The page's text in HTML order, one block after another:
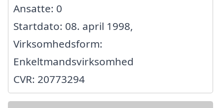
Ansatte: 0
Startdato: 08. april 1998,
Virksomhedsform:
Enkeltmandsvirksomhed
CVR: 20773294